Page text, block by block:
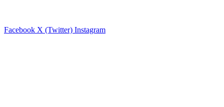
Facebook X (Twitter) Instagram